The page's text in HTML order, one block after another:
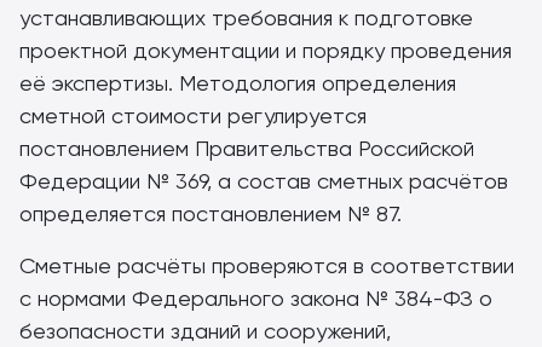
устанавливающих требования к подготовке
проектной документации и порядку проведения
её экспертизы. Методология определения
сметной стоимости регулируется
постановлением Правительства Российской
Федерации № 369, а состав сметных расчётов
определяется постановлением № 87.
Сметные расчёты проверяются в соответствии
с нормами Федерального закона № 384-ФЗ о
безопасности зданий и сооружений,